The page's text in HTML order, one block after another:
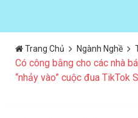
Trang Chủ Ngành Nghề
Có công bằng cho các nhà
“nhảy vào” cuộc đua TikTok